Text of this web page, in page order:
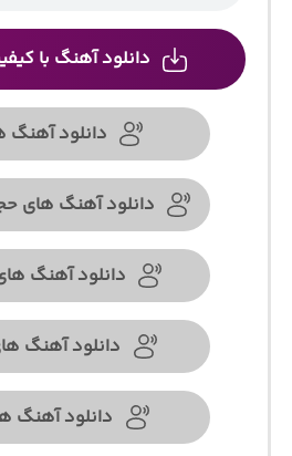
دانلود آهنگ با کیفیت
دانلود آهنگ
دانلود آهنگ های
دانلود آهنگ
دانلود آهنگ
دانلود آهنگ